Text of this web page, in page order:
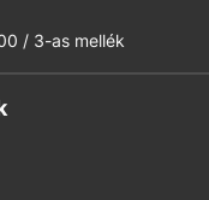
/ 3-as mellék